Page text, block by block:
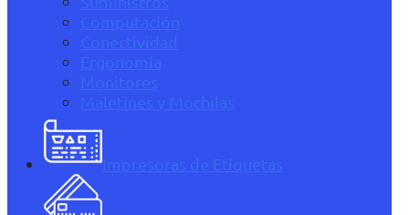
Computación
Conectividad
Ergonomía
Monitores
Maletines y Mochilas
Impresoras de Etiquetas